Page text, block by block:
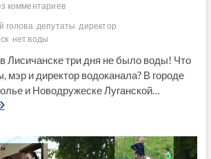
комментариев
голова депутаты директор
нет воды
в Лисичанске три дня не было воды! Что
мэр и директор водоканала? В городе
и Новодружеске Луганской…